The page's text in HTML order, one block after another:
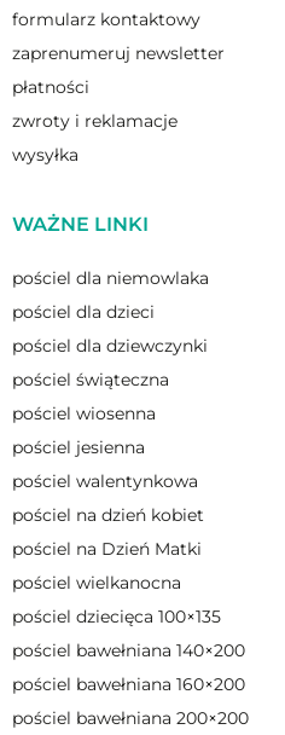
formularz kontaktowy
zaprenumeruj newsletter
płatności
zwroty i reklamacje
wysyłka
WAŻNE LINKI
pościel dla niemowlaka
pościel dla dzieci
pościel dla dziewczynki
pościel świąteczna
pościel wiosenna
pościel jesienna
pościel walentynkowa
pościel na dzień kobiet
pościel na Dzień Matki
pościel wielkanocna
pościel dziecięca 100×135
pościel bawełniana 140×200
pościel bawełniana 160×200
pościel bawełniana 200×200